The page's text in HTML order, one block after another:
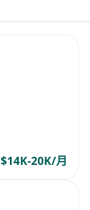
$14K-20K/月